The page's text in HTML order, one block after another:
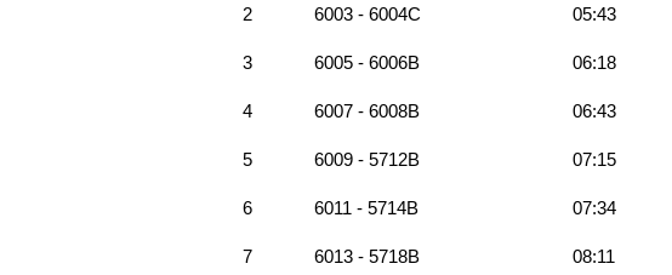
2 6003 - 6004C 05:43
3 6005 - 6006B 06:18
4 6007 - 6008B 06:43
5 6009 - 5712B 07:15
6 6011 - 5714B 07:34
7 6013 - 5718B 08:11